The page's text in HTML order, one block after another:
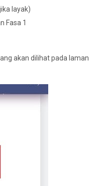
layak)
Fasa 1
akan dilihat pada laman